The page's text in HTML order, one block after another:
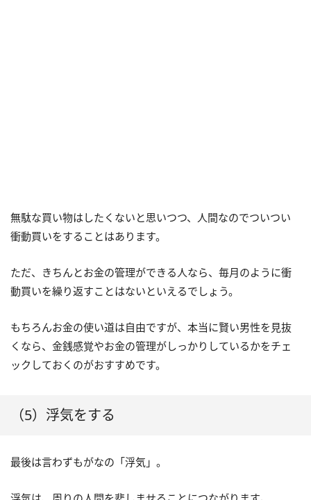
無駄な買い物はしたくないと思いつつ、人間なのでついつい
衝動買いをすることはあります。
ただ、きちんとお金の管理ができる人なら、毎月のように衝
動買いを繰り返すことはないといえるでしょう。
もちろんお金の使い道は自由ですが、本当に賢い男性を見抜
くなら、金銭感覚やお金の管理がしっかりしているかをチェ
ックしておくのがおすすめです。
（5）浮気をする
最後は言わずもがなの「浮気」。